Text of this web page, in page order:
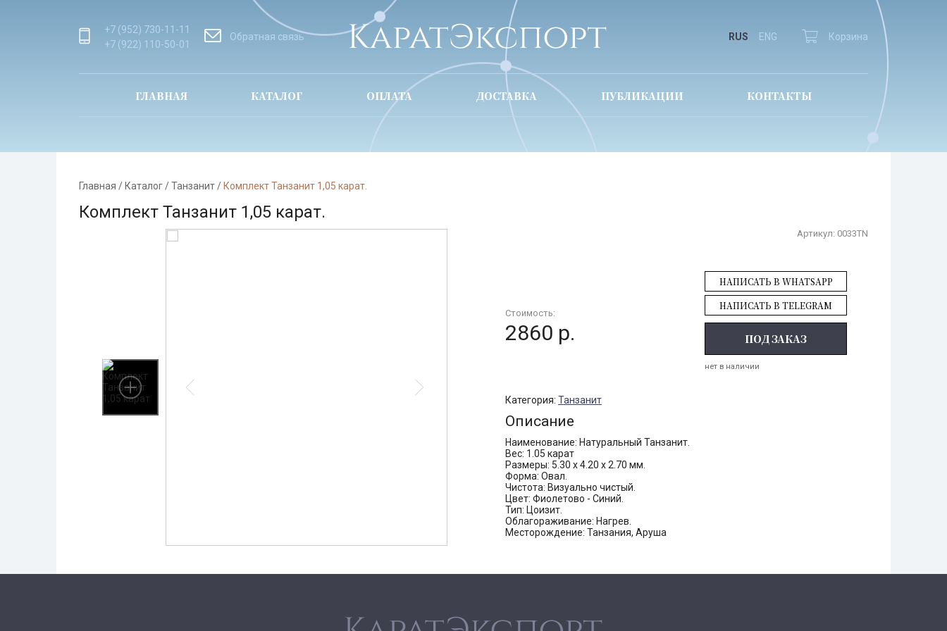
+7 (952) 730-11-11
+7 (922) 110-50-01
Обратная связь RUS ENG Корзина
ГЛАВНАЯ КАТАЛОГ ОПЛАТА ДОСТАВКА ПУБЛИКАЦИИ КОНТАКТЫ
Главная / Каталог/Танзанит/ Комплект Танзанит 1,05 карат.
Комплект Танзанит 1,05 карат.
Артикул: 0033TN
Стоимость:
2860 р.
НАПИСАТЬ В WHATSAPP
НАПИСАТЬ В TELEGRAM
ПОД ЗАКАЗ
нет в наличии
Категория: Танзанит
Описание
Наименование: Натуральный Танзанит.
Вес: 1.05 карат
Размеры: 5.30 х 4.20 х 2.70 мм.
Форма: Овал.
Чистота: Визуально чистый.
Цвет: Фиолетово - Синий.
Тип: Цоизит.
Облагораживание: Нагрев.
Месторождение: Танзания, Аруша